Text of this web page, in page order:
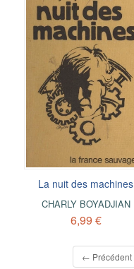
La nuit des machines
CHARLY BOYADJIAN
6,99 €
← Précédent